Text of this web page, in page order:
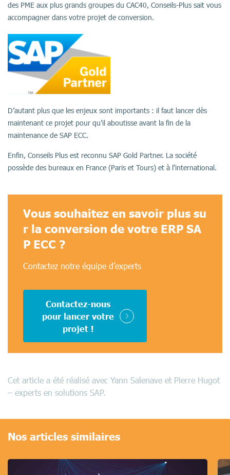
des PME aux plus grands groupes du CAC40, Conseils-Plus sait vous
accompagner dans votre projet de conversion.
D’autant plus que les enjeux sont importants : il faut lancer dès
maintenant ce projet pour qu’il aboutisse avant la fin de la
maintenance de SAP ECC.
Enfin, Conseils Plus est reconnu SAP Gold Partner. La société
possède des bureaux en France (Paris et Tours) et à l’international.
Vous souhaitez en savoir plus su
r la conversion de votre ERP SA
P ECC ?
Contactez notre équipe d’experts
Contactez-nous
pour lancer votre
projet !
Cet article a été réalisé avec Yann Salenave et Pierre Hugot
– experts en solutions SAP.
Nos articles similaires